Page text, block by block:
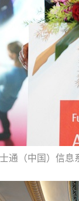
通（中国）信息